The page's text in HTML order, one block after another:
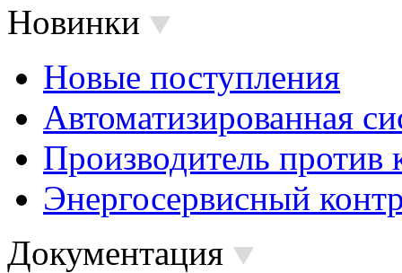
Новинки
Новые поступления
Автоматизированная
Производитель против
Энергосервисный
Документация